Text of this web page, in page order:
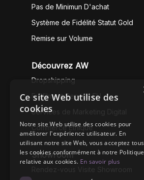
Pas de Minimun D'achat
Système de Fidélité Statut Gold
Remise sur Volume
Découvrez AW
Dropshipping
Fullfilment Service EU
Services de Marketing Digital
Commerce Éthique
Showroom
Ce site Web utilise des
cookies
Notre site Web utilise des cookies pour
améliorer l'expérience utilisateur. En
utilisant notre site Web, vous acceptez tous
les cookies conformément à notre Politique
relative aux cookies. En savoir plus